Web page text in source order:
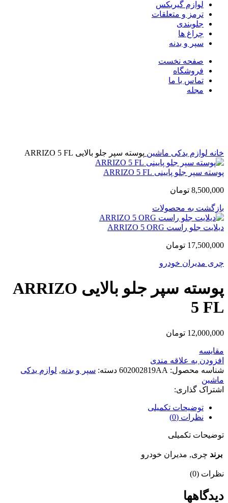
لوازم گیربکس
ترمز و متعلقات
جلوبندی
چراغ ها
سپر و بدنه
صفحه نخست
فروشگاه
تماس با ما
مجله
خانه لوازم یدکی ماشین پوسته سپر جلو بالایی ARRIZO 5 FL
پوسته سپر جلو پایینی ARRIZO 5 FL
8,500,000 تومان
بازگشت به محصولات
دیلایت جلو راست ARRIZO 5 ORG
17,500,000 تومان
چری مدیران خودرو
پوسته سپر جلو بالایی ARRIZO
5 FL
12,000,000 تومان
مقایسه
افزودن به علاقه مندی
شناسه محصول: 602002819AA دسته: سپر و بدنه, لوازم یدکی
ماشین
اشتراک گذاری:
توضیحات تکمیلی
نظرات (0)
توضیحات تکمیلی
برند چری, مدیران خودرو
نظرات (0)
دیدگاهها